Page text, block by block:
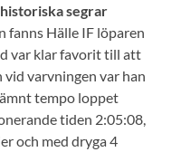
segrar
fanns Hälle IF löparen
var klar favorit till att
vid varvningen var han
tempo loppet
tiden 2:05:08,
och med dryga 4